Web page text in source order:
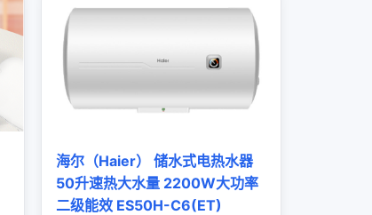
海尔（Haier） 储水式电热水器
50升速热大水量 2200W大功率
二级能效 ES50H-C6(ET)